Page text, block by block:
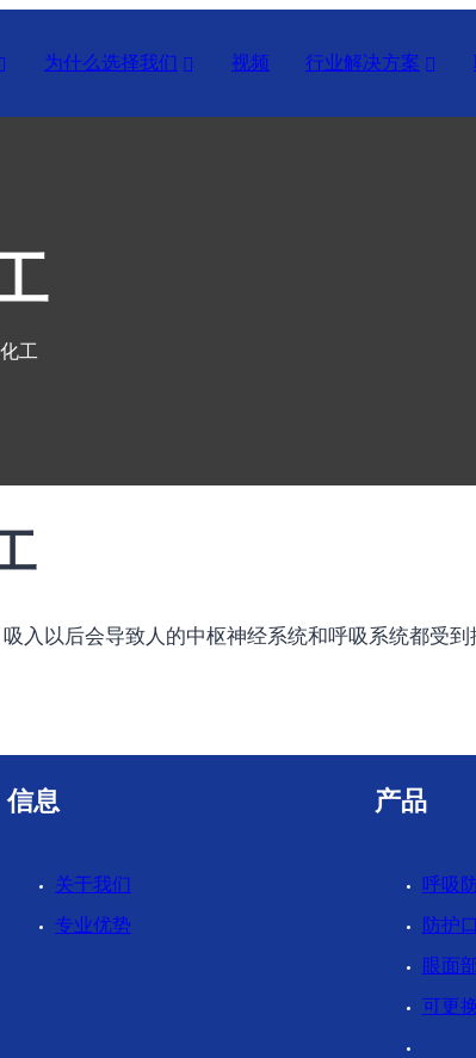
为什么选择我们 视频 行业解决方案
化工
入以后会导致人的中枢神经系统和呼吸系统都受
信息
关于我们
专业优势
产品
呼吸
防护
眼面
可更